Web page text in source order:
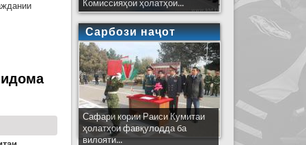
вилояти Хатлон
идома
Комиссияҳои ҳолатҳои...
Сарбози наҷот
Сафари кории Раиси Кумитаи
ҳолатҳои фавқулодда ба
вилояти...